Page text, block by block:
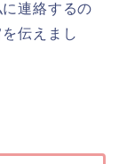
連絡するの
伝えまし